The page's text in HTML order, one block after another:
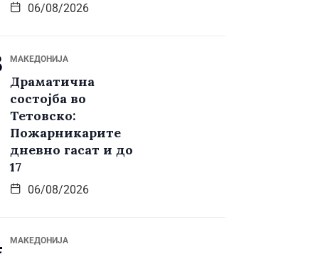
06/08/2026
МАКЕДОНИЈА
Драматична
состојба во
Тетовско:
Пожарникарите
дневно гасат и до
17
06/08/2026
МАКЕДОНИЈА